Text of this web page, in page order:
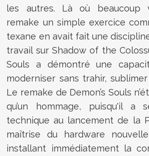
les autres. Là où beaucoup
remake un simple exercice
texane en avait fait une
travail sur Shadow of the
Souls a démontré une
moderniser sans trahir,
Le remake de Demon’s Souls
qu’un hommage, puisqu'il a
technique au lancement de la
maîtrise du hardware
installant immédiatement la